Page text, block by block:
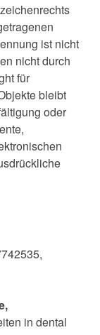
ist nicht
nicht durch
für
bleibt
oder
in dental